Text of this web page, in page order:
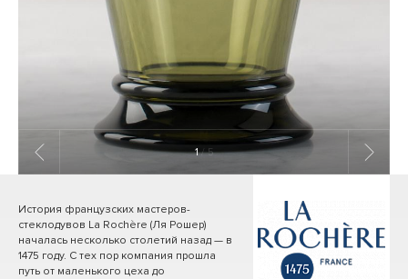
1/ 5
История французских мастеров-
стеклодувов La Rochère (Ля Рошер)
началась несколько столетий назад — в
1475 году. С тех пор компания прошла
путь от маленького цеха до